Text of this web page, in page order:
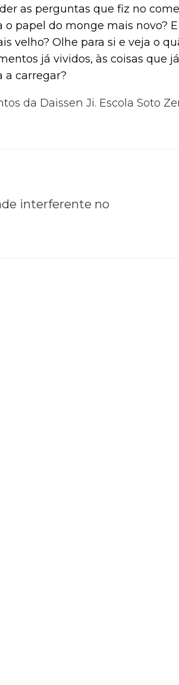
as perguntas que fiz no
o papel do monge mais novo?
velho? Olhe para si e veja o
já vividos, às coisas que
a carregar?
da Daissen Ji. Escola Soto
interferente no